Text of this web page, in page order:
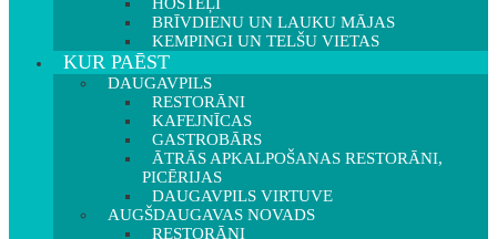
BRĪVDIENU UN LAUKU MĀJAS
KEMPINGI UN TELŠU VIETAS
KUR PAĒST
DAUGAVPILS
RESTORĀNI
KAFEJNĪCAS
GASTROBĀRS
ĀTRĀS APKALPOŠANAS RESTORĀNI,
PICĒRIJAS
DAUGAVPILS VIRTUVE
AUGŠDAUGAVAS NOVADS
RESTORĀNI